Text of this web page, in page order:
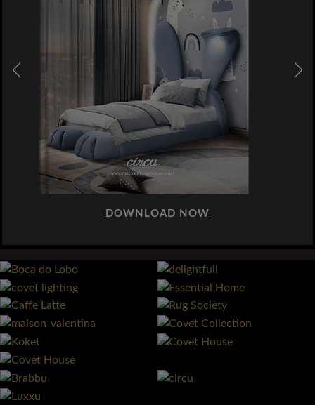
DOWNLOAD NOW